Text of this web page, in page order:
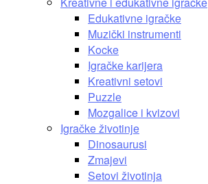
Edukativne igračke
Muzički instrumenti
Kocke
Igračke karijera
Kreativni setovi
Puzzle
Mozgalice i kvizovi
Igračke životinje
Dinosaurusi
Zmajevi
Setovi životinja